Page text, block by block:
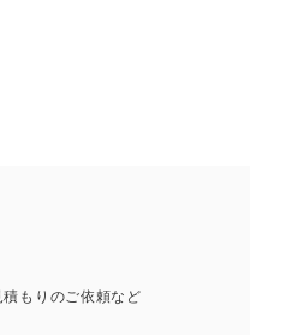
積もりのご依頼など